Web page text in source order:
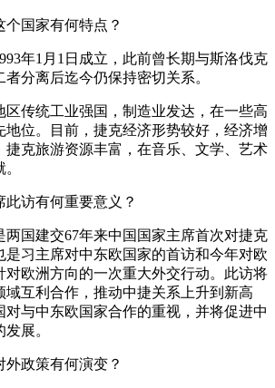
国家有何特点？
年1月1日成立，此前曾长期与斯洛伐克
分离后迄今仍保持密切关系。
传统工业强国，制造业发达，在一些高
地位。目前，捷克经济形势较好，经济增
捷克旅游资源丰富，在音乐、文学、艺术
访有何重要意义？
国建交67年来中国国家主席首次对捷克
是习主席对中东欧国家的首访和今年对欧
对欧洲方向的一次重大外交行动。此访将
域互利合作，推动中捷关系上升到新高
对与中东欧国家合作的重视，并将促进中
展。
政策有何演变？